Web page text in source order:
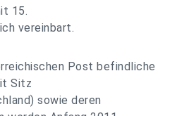
15.
vereinbart.
Post befindliche
Sitz
sowie deren